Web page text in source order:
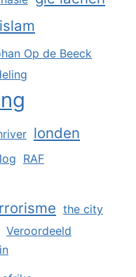
islam
Op de Beeck
londen
RAF
the city
Veroordeeld